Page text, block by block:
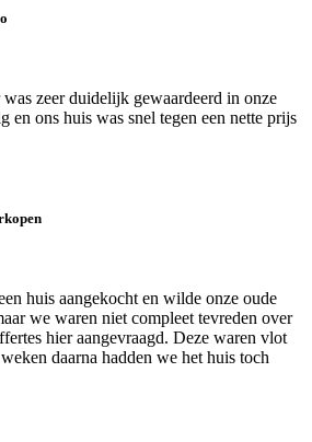
zeer duidelijk gewaardeerd in onze
en ons huis was snel tegen een nette prijs
huis aangekocht en wilde onze oude
we waren niet compleet tevreden over
hier aangevraagd. Deze waren vlot
daarna hadden we het huis toch